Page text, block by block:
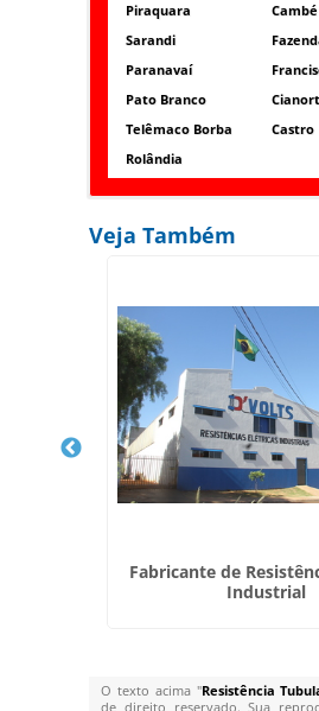
Piraquara
Cambé
Sarandi
Paranavaí
Pato Branco
Telêmaco Borba
Castro
Rolândia
Veja Também
Fabricante de
Industrial
O texto acima "Resistência
de direito reservado. Sua